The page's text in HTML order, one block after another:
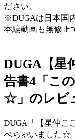
ださい。
※DUGAは日本国
本編動画も無修正
DUGA【星
告書4「こ
☆」のレビ
DUGA「【星仲こ
べちゃいました☆